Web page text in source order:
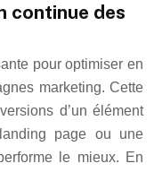
continue des
pour optimiser en
marketing. Cette
d’un élément
page ou une
le mieux. En